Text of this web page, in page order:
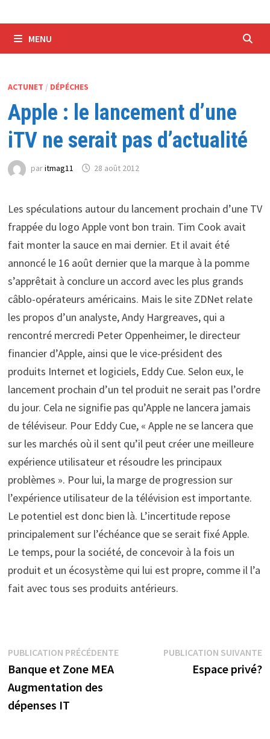
MENU
ACTUNET / DÉPÉCHES
Apple : le lancement d’une
iTV ne serait pas d’actualité
paritmag11 28 août 2012
Les spéculations autour du lancement prochain d’une TV
frappée du logo Apple vont bon train. Tim Cook avait
fait monter la sauce en mai dernier. Et il avait été
annoncé le 16 août dernier que la marque à la pomme
s’apprêtait à conclure un accord avec les plus grands
câblo-opérateurs américains. Mais le site ZDNet relate
les propos d’un analyste, Andy Hargreaves, qui a
rencontré mercredi Peter Oppenheimer, le directeur
financier d’Apple, ainsi que le vice-président des
produits Internet et logiciels, Eddy Cue. Selon eux, le
lancement prochain d’un tel produit ne serait pas l’ordre
du jour. Cela ne signifie pas qu’Apple ne lancera jamais
de téléviseur. Pour Eddy Cue, « Apple ne se lancera que
sur les marchés où il sent qu’il peut créer une meilleure
expérience utilisateur et résoudre les principaux
problèmes ». Pour lui, la marge de progression sur
l’expérience utilisateur de la télévision est importante.
Le potentiel est donc bien là. L’incertitude repose
principalement sur l’échéance que se serait fixé Apple.
Le temps, pour la société, de concevoir à la fois un
produit et un écosystème qui lui est propre, comme il l’a
fait avec tous ses produits antérieurs.
Navigation
de
l’article
PUBLICATION PRÉCÉDENTEPublication
Banque et Zone MEA
Augmentation des
dépenses IT
PUBLICATION SUIVANTE
Espace privé?